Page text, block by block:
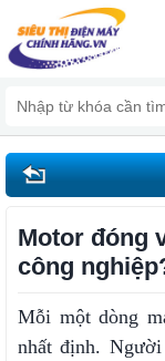
Motor đóng
công
Mỗi một dòng
nhất định.